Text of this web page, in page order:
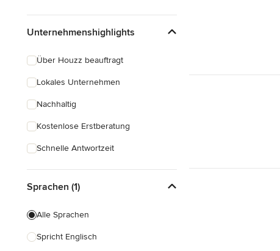
Unternehmenshighlights
Über Houzz beauftragt
Lokales Unternehmen
Nachhaltig
Kostenlose Erstberatung
Schnelle Antwortzeit
Sprachen (1)
Alle Sprachen
Spricht Englisch